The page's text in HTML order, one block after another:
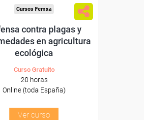
Cursos Femxa
contra plagas y
en agricultura
ecológica
Curso Gratuito
20 horas
Online (toda España)
Ver curso